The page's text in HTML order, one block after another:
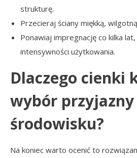
strukturę.
Przecieraj ściany miękką,
Ponawiaj impregnację co kilka
intensywności użytkowania.
Dlaczego cienki
wybór przyjazny
środowisku?
Na koniec warto ocenić to